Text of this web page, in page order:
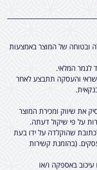
ובטוחה של המוצר באמצעות
לגמר המלאי.
והעסקה תתבצע לאחר
את שיווק ומכירת המוצר
על פי שיקול דעתה.
שהוקלדה על ידו בעת
באתר מכירות, תוך 7 ימי עסקים. (בהזמנת קשירות
באספקה ו/או